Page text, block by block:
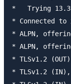
*   Trying
* Connected
* ALPN,
* ALPN,
* TLSv1.2
* TLSv1.2